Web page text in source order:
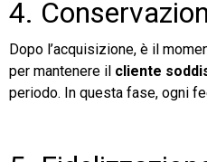
4.
Dopo l’acquisizione, è il
per mantenere il cliente
periodo. In questa fase, ogni